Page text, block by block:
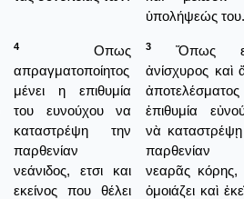
ὑπολήψεώς του.
4
Οπως
απραγματοποίητος
μένει η επιθυμία
του ευνούχου να
καταστρέψη την
παρθενίαν
νεάνιδος, ετσι και
εκείνος που θέλει
3
Ὅπως
ἀνίσχυρος καὶ
ἐπιθυμία
νὰ καταστρέψῃ
παρθενίαν
νεαρᾶς κόρης,
ὁμοιάζει καὶ